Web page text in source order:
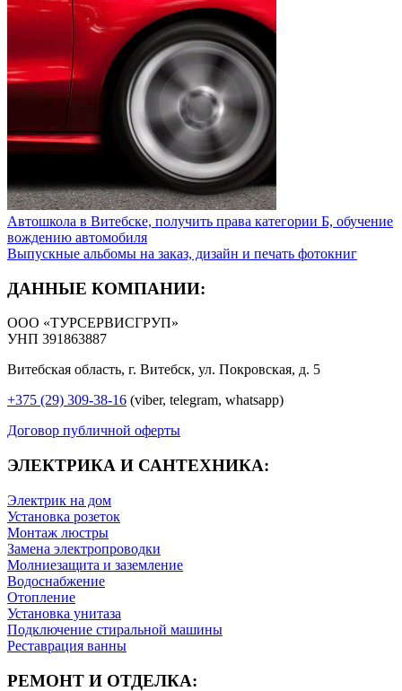
Автошкола в Витебске, получить права категории Б, обучение
вождению автомобиля
Выпускные альбомы на заказ, дизайн и печать фотокниг
ДАННЫЕ КОМПАНИИ:
ООО «ТУРСЕРВИСГРУП»
УНП 391863887
Витебская область, г. Витебск, ул. Покровская, д. 5
+375 (29) 309-38-16 (viber, telegram, whatsapp)
Договор публичной оферты
ЭЛЕКТРИКА И САНТЕХНИКА:
Электрик на дом
Установка розеток
Монтаж люстры
Замена электропроводки
Молниезащита и заземление
Водоснабжение
Отопление
Установка унитаза
Подключение стиральной машины
Реставрация ванны
РЕМОНТ И ОТДЕЛКА: